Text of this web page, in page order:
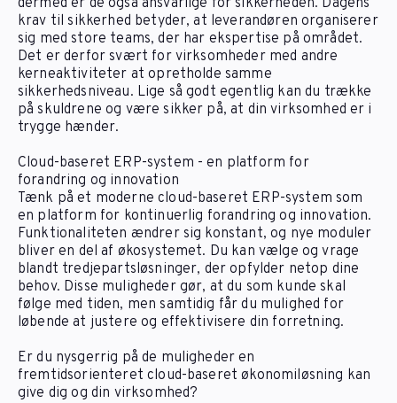
krav til sikkerhed betyder, at leverandøren organiserer
sig med store teams, der har ekspertise på området.
Det er derfor svært for virksomheder med andre
kerneaktiviteter at opretholde samme
sikkerhedsniveau. Lige så godt egentlig kan du trække
på skuldrene og være sikker på, at din virksomhed er i
trygge hænder.
Cloud-baseret ERP-system - en platform for
forandring og innovation
Tænk på et moderne cloud-baseret ERP-system som
en platform for kontinuerlig forandring og innovation.
Funktionaliteten ændrer sig konstant, og nye moduler
bliver en del af økosystemet. Du kan vælge og vrage
blandt tredjepartsløsninger, der opfylder netop dine
behov. Disse muligheder gør, at du som kunde skal
følge med tiden, men samtidig får du mulighed for
løbende at justere og effektivisere din forretning.
Er du nysgerrig på de muligheder en
fremtidsorienteret cloud-baseret økonomiløsning kan
give dig og din virksomhed?